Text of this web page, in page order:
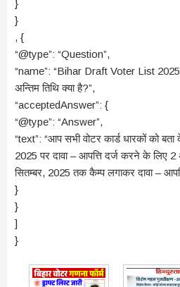
}
}
, {
“@type”: “Question”,
“name”: “Bihar Draft Voter List 2025
अन्तिम तिथि क्या है?”,
“acceptedAnswer”: {
“@type”: “Answer”,
“text”: “आप सभी वोटर कार्ड धारकों को
2025 पर दावा – आपत्ति दर्ज करने के लिए
सितम्बर, 2025 तक कैम्प लगाकर दावा –
}
}
]
}